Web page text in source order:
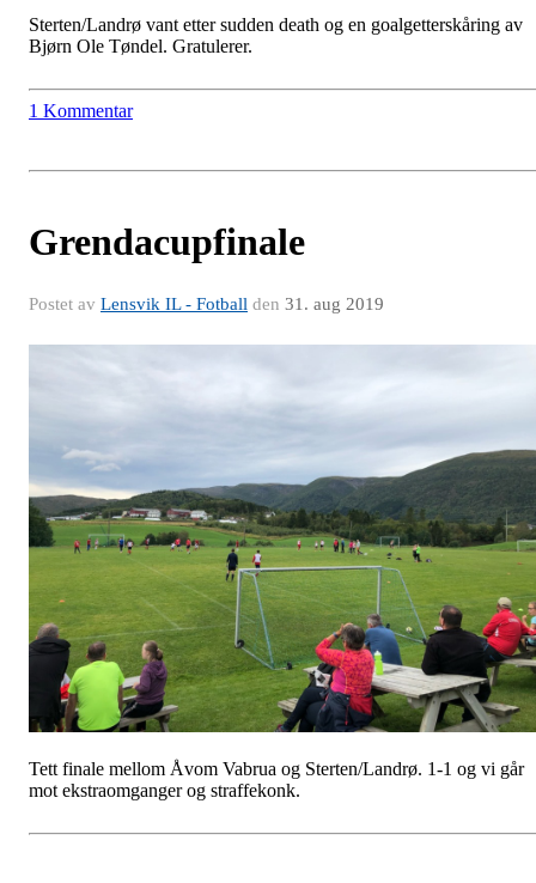
Sterten/Landrø vant etter sudden death og en goalgetterskåring av
Bjørn Ole Tøndel. Gratulerer.
1 Kommentar
Grendacupfinale
Postet av Lensvik IL - Fotball den 31. aug 2019
Tett finale mellom Åvom Vabrua og Sterten/Landrø. 1-1 og vi går
mot ekstraomganger og straffekonk.